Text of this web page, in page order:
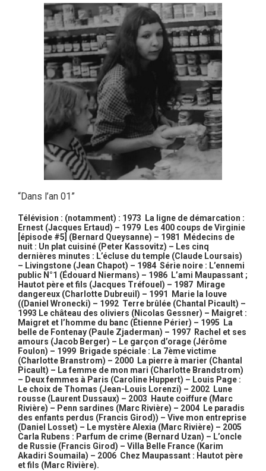
“Dans l’an 01”
Télévision : (notamment) : 1973 La ligne de démarcation :
Ernest (Jacques Ertaud) – 1979 Les 400 coups de Virginie
[épisode #5] (Bernard Queysanne) – 1981 Médecins de
nuit : Un plat cuisiné (Peter Kassovitz) – Les cinq
dernières minutes : L’écluse du temple (Claude Loursais)
– Livingstone (Jean Chapot) – 1984 Série noire : L’ennemi
public N°1 (Édouard Niermans) – 1986 L’ami Maupassant ;
Hautot père et fils (Jacques Tréfouel) – 1987 Mirage
dangereux (Charlotte Dubreuil) – 1991 Marie la louve
((Daniel Wronecki) – 1992 Terre brûlée (Chantal Picault) –
1993 Le château des oliviers (Nicolas Gessner) – Maigret :
Maigret et l’homme du banc (Étienne Périer) – 1995 La
belle de Fontenay (Paule Zjaderman) – 1997 Rachel et ses
amours (Jacob Berger) – Le garçon d’orage (Jérôme
Foulon) – 1999 Brigade spéciale : La 7ème victime
(Charlotte Branstrom) – 2000 La pierre à marier (Chantal
Picault) – La femme de mon mari (Charlotte Brandstrom)
– Deux femmes à Paris (Caroline Huppert) – Louis Page :
Le choix de Thomas (Jean-Louis Lorenzi) – 2002 Lune
rousse (Laurent Dussaux) – 2003 Haute coiffure (Marc
Rivière) – Penn sardines (Marc Rivière) – 2004 Le paradis
des enfants perdus (Francis Girod)) – Vive mon entreprise
(Daniel Losset) – Le mystère Alexia (Marc Rivière) – 2005
Carla Rubens : Parfum de crime (Bernard Uzan) – L’oncle
de Russie (Francis Girod) – Villa Belle France (Karim
Akadiri Soumaila) – 2006 Chez Maupassant : Hautot père
et fils (Marc Rivière).